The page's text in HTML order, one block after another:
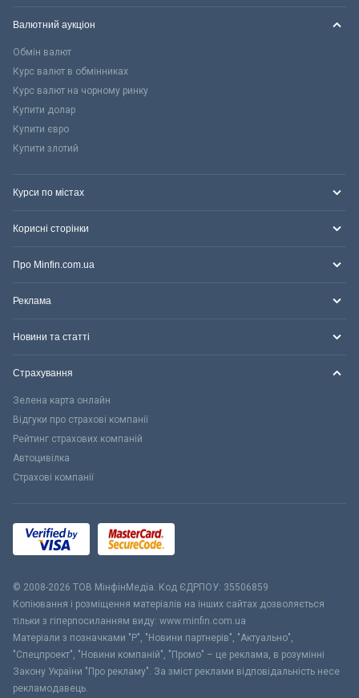
Валютний аукціон
Обмін валют
Курс валют в обмінниках
Курс валют на чорному ринку
Купити долар
Купити євро
Купити злотий
Курси по містах
Корисні сторінки
Про Minfin.com.ua
Реклама
Новини та статті
Страхування
Зелена карта онлайн
Відгуки про страхові компанії
Рейтинг страхових компаній
Автоцивілка
Страхові компанії
© 2008-2026 ТОВ МiнфiнМедiа. Код ЄДРПОУ: 35506859
Копіювання і розміщення матеріалів на інших сайтах дозволяється
тільки з гіперпосиланням виду: www.minfin.com.ua
Матеріали з позначками "Р", "Новини партнерів", "Актуально",
"Спецпроект", "Новини компаній", "Промо" – це реклама, в розумінні
Закону України "Про рекламу". За зміст реклами відповідальність несе
рекламодавець.